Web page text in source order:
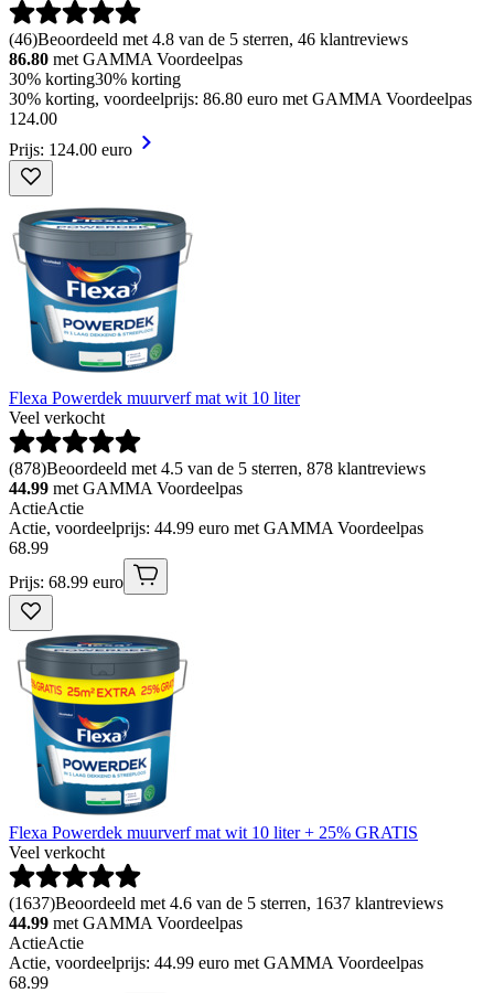
(46)Beoordeeld met 4.8 van de 5 sterren, 46 klantreviews
86.80 met GAMMA Voordeelpas
30% korting30% korting
30% korting, voordeelprijs: 86.80 euro met GAMMA Voordeelpas
124.00
Prijs: 124.00 euro
Flexa Powerdek muurverf mat wit 10 liter
Veel verkocht
(878)Beoordeeld met 4.5 van de 5 sterren, 878 klantreviews
44.99 met GAMMA Voordeelpas
ActieActie
Actie, voordeelprijs: 44.99 euro met GAMMA Voordeelpas
68.99
Prijs: 68.99 euro
Flexa Powerdek muurverf mat wit 10 liter + 25% GRATIS
Veel verkocht
(1637)Beoordeeld met 4.6 van de 5 sterren, 1637 klantreviews
44.99 met GAMMA Voordeelpas
ActieActie
Actie, voordeelprijs: 44.99 euro met GAMMA Voordeelpas
68.99